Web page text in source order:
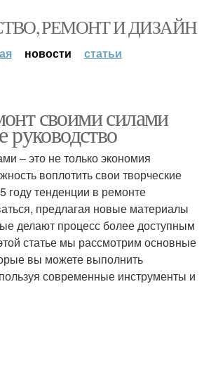
РЕМОНТ И ДИЗАЙН
новости статьи
своими силами
руководство
– это не только экономия
воплотить свои творческие
году тенденции в ремонте
предлагая новые материалы
делают процесс более доступным
статье мы рассмотрим основные
вы можете выполнить
современные инструменты и